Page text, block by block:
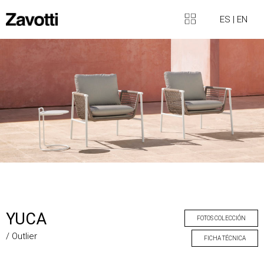
ES | EN
FOTOS COLECCIÓN
FICHA TÉCNICA
YUCA
/ Outlier